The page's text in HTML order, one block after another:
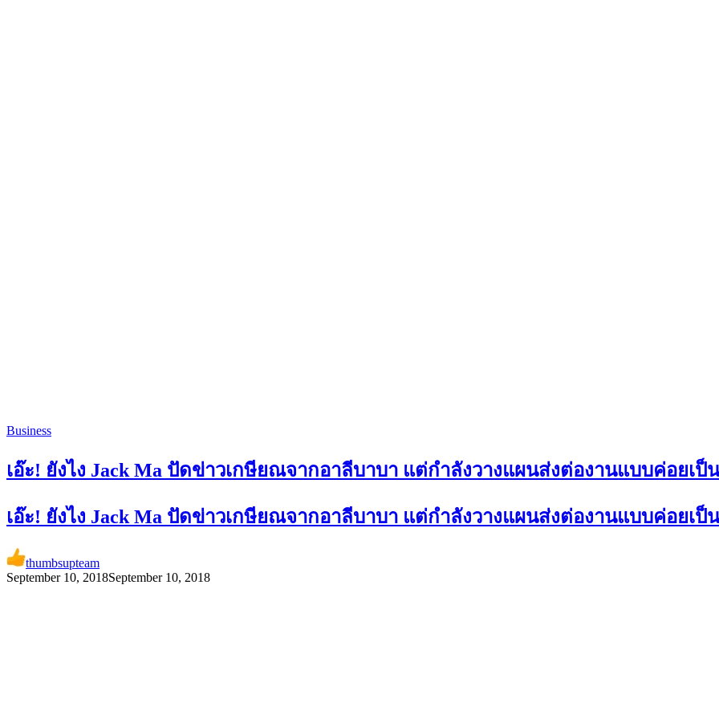
Business
เอ๊ะ! ยังไง Jack Ma ปัดข่าวเกษียณจากอาลีบาบา แต่กำลังวางแผนส่งต่องานแบบค่อยเป็
เอ๊ะ! ยังไง Jack Ma ปัดข่าวเกษียณจากอาลีบาบา แต่กำลังวางแผนส่งต่องานแบบค่อยเป็
thumbsupteam
September 10, 2018September 10, 2018